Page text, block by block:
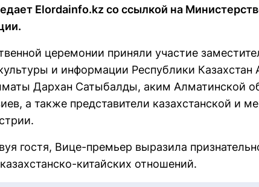
Elordainfo.kz со ссылкой на
церемонии приняли участие
и информации Республики Казахстан
Дархан Сатыбалды, аким Алматинской
а также представители казахстанской и
гостя, Вице-премьер выразила
китайских отношений.